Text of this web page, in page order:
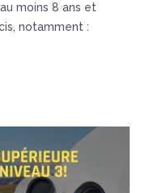
moins 8 ans et
notamment :